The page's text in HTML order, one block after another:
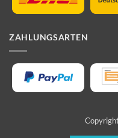
ZAHLUNGSARTEN